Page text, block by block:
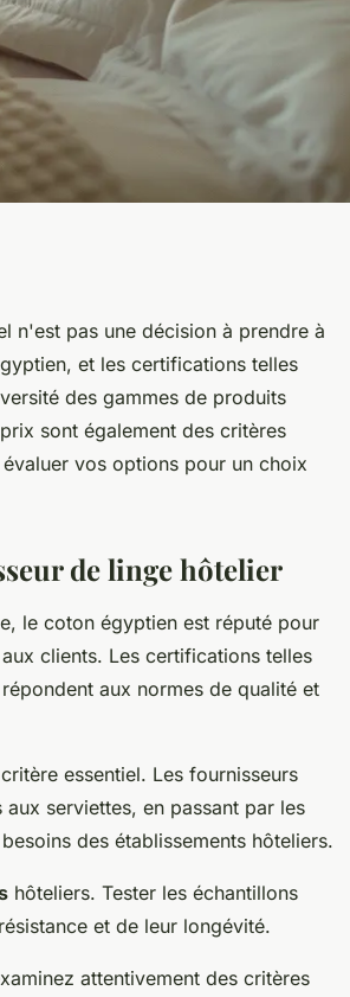
n'est pas une décision à prendre à
et les certifications telles
des gammes de produits
sont également des critères
vos options pour un choix
de linge hôtelier
le coton égyptien est réputé pour
clients. Les certifications telles
aux normes de qualité et
essentiel. Les fournisseurs
serviettes, en passant par les
des établissements hôteliers.
hôteliers. Tester les échantillons
et de leur longévité.
attentivement des critères